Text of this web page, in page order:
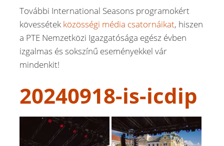
További International Seasons programokért
kövessétek közösségi média csatornáikat, hiszen
a PTE Nemzetközi Igazgatósága egész évben
izgalmas és sokszínű eseményekkel vár
mindenkit!
20240918-is-icdip